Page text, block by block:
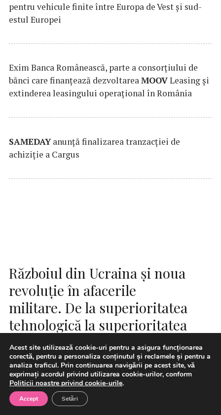
pentru vehicule finite între Europa de Vest și sud-
estul Europei
Exim Banca Românească, parte a consorțiului de
bănci care finanțează dezvoltareaMOOVLeasing și
extinderea leasingului operațional în România
SAMEDAYanunță finalizarea tranzacției de
achiziție a Cargus
Războiul din Ucraina și noua
revoluție în afacerile
militare. De la superioritatea
tehnologică la superioritatea
adaptativă (Corneliu PIVARIU)
Acest site utilizează cookie-uri pentru a asigura funcționarea
corectă, pentru a personaliza conținutul și reclamele și pentru a
analiza traficul. Prin continuarea navigării pe acest site, vă
exprimați acordul privind utilizarea cookie-urilor, conform
Politicii noastre privind cookie-urile.
Accept Setări